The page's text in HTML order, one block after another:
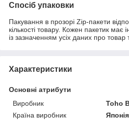
Спосіб упаковки
Пакування в прозорі Zip-пакети
кількості товару. Кожен пакетик має
із зазначенням усіх даних про товар
Характеристики
Основні атрибути
Виробник
Toho
Країна виробник
Японія